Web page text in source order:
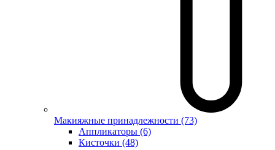
Макияжные принадлежности (73)
Аппликаторы (6)
Кисточки (48)